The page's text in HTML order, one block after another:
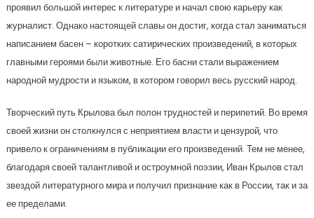
проявил большой интерес к литературе и начал свою карьеру как
журналист. Однако настоящей славы он достиг, когда стал заниматься
написанием басен – коротких сатирических произведений, в которых
главными героями были животные. Его басни стали выражением
народной мудрости и языком, в котором говорил весь русский народ.
Творческий путь Крылова был полон трудностей и перипетий. Во время
своей жизни он столкнулся с неприятием власти и цензурой, что
привело к ограничениям в публикации его произведений. Тем не менее,
благодаря своей талантливой и остроумной поэзии, Иван Крылов стал
звездой литературного мира и получил признание как в России, так и за
ее пределами.